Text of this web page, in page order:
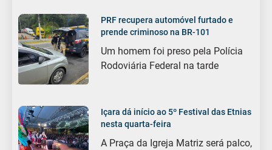
PRF recupera automóvel furtado e
prende criminoso na BR-101
Um homem foi preso pela Polícia
Rodoviária Federal na tarde
Içara dá início ao 5º Festival das Etnias
nesta quarta-feira
A Praça da Igreja Matriz será palco,